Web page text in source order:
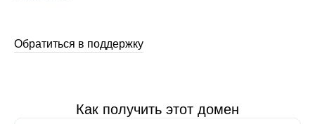
Обратиться в поддержку
Как получить этот домен